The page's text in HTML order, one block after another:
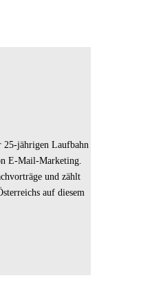
jährigen Laufbahn
E-Mail-Marketing.
und zählt
auf diesem